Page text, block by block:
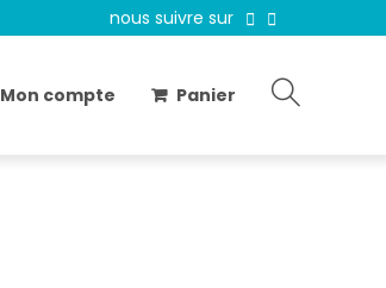
nous suivre sur
Mon compte Panier